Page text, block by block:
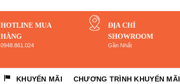
HOTLINE MUA
HÀNG
0948.861.024
ĐỊA CHỈ
SHOWROOM
Gần Nhất
KHUYẾN MÃI CHƯƠNG TRÌNH KHUYẾN MÃI